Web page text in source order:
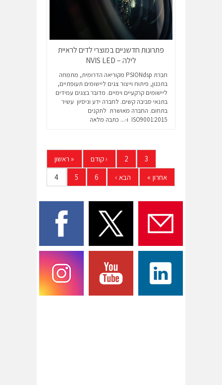
פתרונות חדשניים במוצרי לדים לראיית
לילה – NVIS LED
חברת PSIONdsp מקוריאה הדרומית, מתמחה
בתכנון, פיתוח וייצור צגים ליישומים תעופתיים,
ליישומים קרקעיים וימיים. מדובר בצגים עמידים
בתנאי סביבה קשים. לחברה ידע וניסיון עשיר
בתחום. החברה מאושרת לתקנים
ISO9001:2015 ו-...
כתבה מלאה
« ראשון ‹קודם 2
3
4
5 6 הבא › אחרון »